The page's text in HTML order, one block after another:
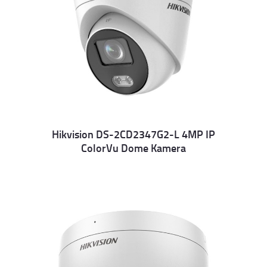
Details
Hikvision DS-2CD2347G2-L 4MP IP
ColorVu Dome Kamera